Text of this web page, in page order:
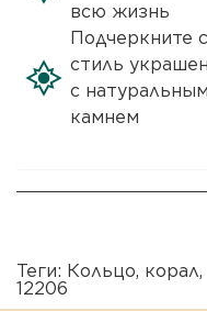
всю жизнь
Подчеркните
стиль
с натуральным
камнем
Теги: Кольцо, корал,
12206